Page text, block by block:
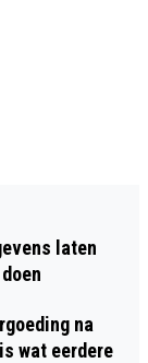
laten
na
wat eerdere